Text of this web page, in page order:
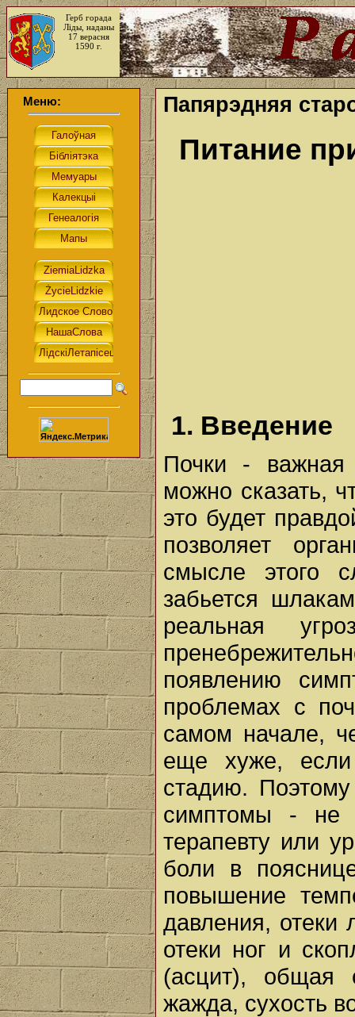
Герб горада
Ліды, наданы
17 верасня
1590 г.
Меню: Папярэдняя
Питание
1. Введение
Почки - важная
можно сказать,
это будет
позволяет
смысле этого
забьется
реальная
появлению
проблемах с
самом начале,
еще хуже, если
стадию.
симптомы - не
терапевту или
боли в
повышение
давления, отеки
отеки ног и
(асцит), общая
жажда, сухость